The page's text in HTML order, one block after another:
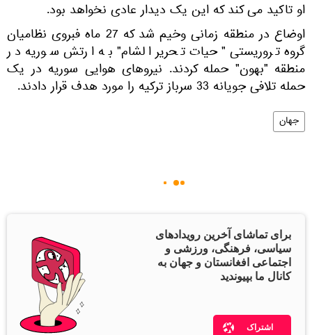
او تاکید می کند که این یک دیدار عادی نخواهد بود.
اوضاع در منطقه زمانی وخیم شد که 27 ماه فبروی نظامیان
گروه تروریستی "حیات تحریر الشام" به ارتش سوریه در
منطقه "بهون" حمله کردند. نیروهای هوایی سوریه در یک
حمله تلافی جویانه 33 سرباز ترکیه را مورد هدف قرار دادند.
جهان
برای تماشای آخرین رویدادهای
سیاسی، فرهنگی، ورزشی و
اجتماعی افغانستان و جهان به
کانال ما بپیوندید
اشتراک